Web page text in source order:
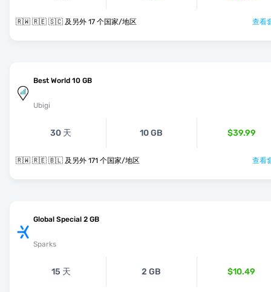
🇷🇼 🇷🇪 🇸🇨 及另外 17 个国家/地区 查看
Best World 10 GB
Ubigi
30 天 10 GB $39.99
🇷🇼 🇷🇪 🇧🇱 及另外 171 个国家/地区 查看
Global Special 2 GB
Sparks
15 天 2 GB $10.49